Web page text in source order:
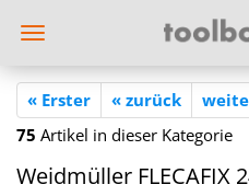
« Erster « zurück
75 Artikel in dieser Kategorie
Weid­mül­ler FLE­CA­FIX